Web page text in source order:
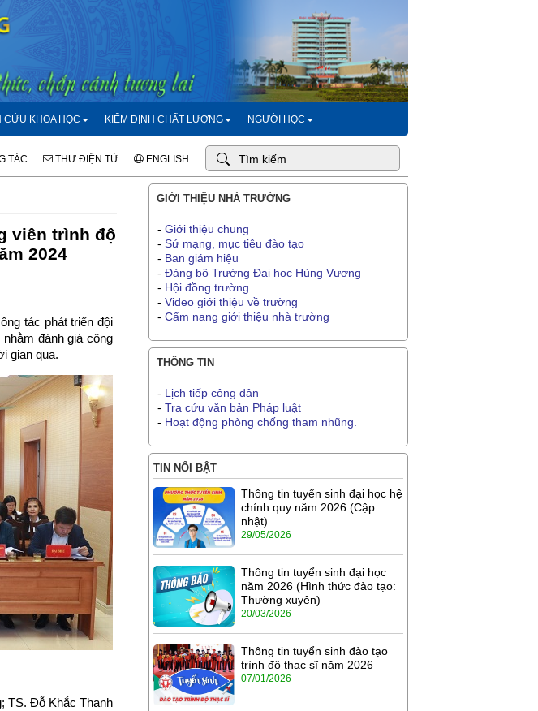
CỨU KHOA HỌC KIỂM ĐỊNH CHẤT LƯỢNG NGƯỜI HỌC
TÁC THƯ ĐIỆN TỬ ENGLISH
viên trình độ
2024
tác phát triển đội
đánh giá công
gian qua.
TS. Đỗ Khắc Thanh
GIỚI THIỆU NHÀ TRƯỜNG
- Giới thiệu chung
- Sứ mạng, mục tiêu đào tạo
- Ban giám hiệu
- Đảng bộ Trường Đại học Hùng Vương
- Hội đồng trường
- Video giới thiệu về trường
- Cẩm nang giới thiệu nhà trường
THÔNG TIN
- Lịch tiếp công dân
- Tra cứu văn bản Pháp luật
- Hoạt động phòng chống tham nhũng.
TIN NỔI BẬT
Thông tin tuyển sinh đại học hệ
chính quy năm 2026 (Cập
nhật)
29/05/2026
Thông tin tuyển sinh đại học
năm 2026 (Hình thức đào tạo:
Thường xuyên)
20/03/2026
Thông tin tuyển sinh đào tạo
trình độ thạc sĩ năm 2026
07/01/2026